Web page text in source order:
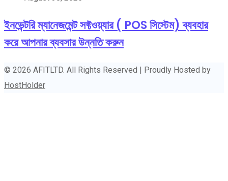
ইনভেন্টরি ম্যানেজমেন্ট সফ্টওয়্যার ( POS সিস্টেম) ব্যবহার
করে আপনার ব্যবসার উন্নতি করুন
© 2026 AFITLTD. All Rights Reserved | Proudly Hosted by
HostHolder